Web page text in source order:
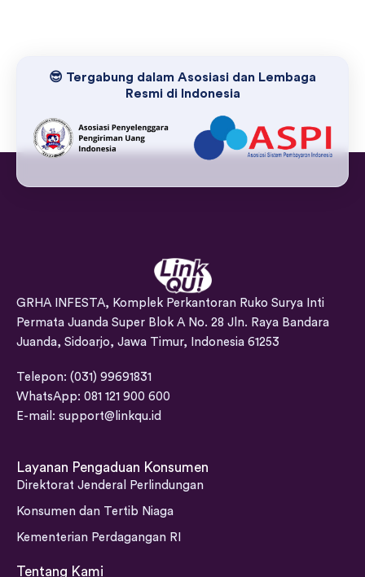
😎 Tergabung dalam Asosiasi dan Lembaga
Resmi di Indonesia
GRHA INFESTA, Komplek Perkantoran Ruko Surya Inti
Permata Juanda Super Blok A No. 28 Jln. Raya Bandara
Juanda, Sidoarjo, Jawa Timur, Indonesia 61253
Telepon: (031) 99691831
WhatsApp: 081 121 900 600
E-mail: support@linkqu.id
Layanan Pengaduan Konsumen
Direktorat Jenderal Perlindungan
Konsumen dan Tertib Niaga
Kementerian Perdagangan RI
Tentang Kami